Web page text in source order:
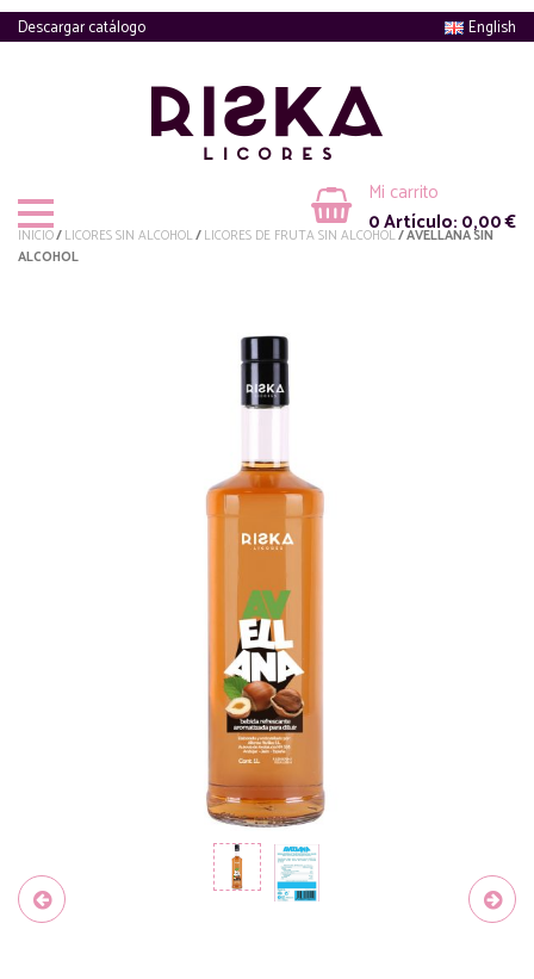
Descargar catálogo English
Mi carrito
0Artículo:0,00€
INICIO/LICORES SIN ALCOHOL/LICORES DE FRUTA SIN ALCOHOL/ AVELLANA SIN
ALCOHOL